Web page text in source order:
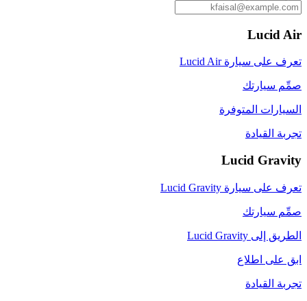
Lucid Air
تعرف على سيارة Lucid Air
صمِّم سيارتك
السيارات المتوفرة
تجربة القيادة
Lucid Gravity
تعرف على سيارة Lucid Gravity
صمِّم سيارتك
الطريق إلى Lucid Gravity
ابق على اطلاع
تجربة القيادة